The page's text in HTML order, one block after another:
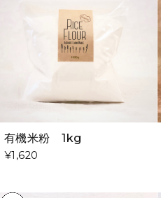
有機米粉 1kg
¥1,620